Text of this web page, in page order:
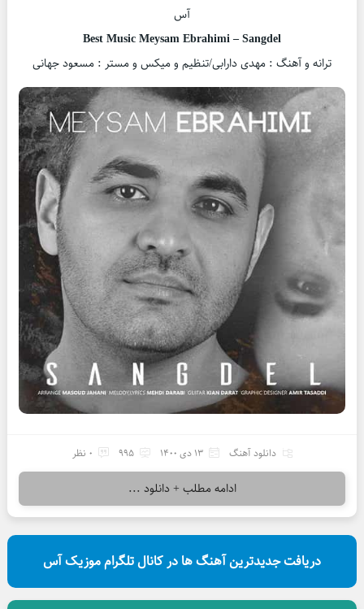
آس
Best Music Meysam Ebrahimi – Sangdel
ترانه و آهنگ : مهدی دارابی/تنظیم و میکس و مستر : مسعود جهانی
دانلود آهنگ 13 دی 1400 995 0 نظر
ادامه مطلب + دانلود ...
دریافت جدیدترین آهنگ ها در کانال تلگرام موزیک آس